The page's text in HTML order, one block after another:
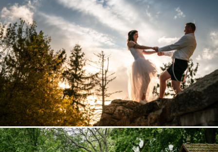
Zobrazit
fotografii
Zobrazit
fotografii
Zobrazit
fotografii
Zobrazit
fotografii
Zobrazit
fotografii
Zobrazit
fotografii